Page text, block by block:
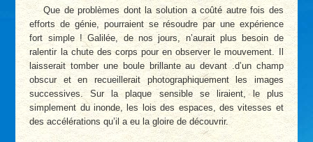
Que de problèmes dont la solution a coûté autre fois des
efforts de génie, pourraient se résoudre par une expérience
fort simple ! Galilée, de nos jours, n’aurait plus besoin de
ralentir la chute des corps pour en observer le mouvement. Il
laisserait tomber une boule brillante au devant .d’un champ
obscur et en recueillerait photographiquement les images
successives. Sur la plaque sensible se liraient, le plus
simplement du inonde, les lois des espaces, des vitesses et
des accélérations qu’il a eu la gloire de découvrir.